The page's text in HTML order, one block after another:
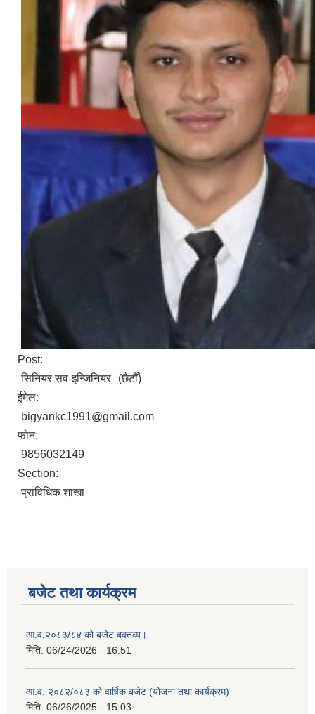
Post:
सिनियर सव-इन्जिनियर
(छैटौँ)
ईमेल:
bigyankc1991@gmail.com
फोन:
9856032149
Section:
प्राविधिक शाखा
बजेट तथा कार्यक्रम
आ.व.२०८३/८४ को बजेट बक्तव्य।
मिति: 06/24/2026 - 16:51
आ.व. २०८२/०८३ को वार्षिक बजेट (योजना तथा कार्यक्रम)
मिति: 06/26/2025 - 15:03